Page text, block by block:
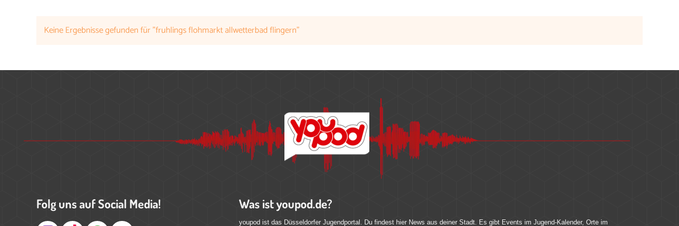
Keine Ergebnisse gefunden für "fruhlings flohmarkt allwetterbad flingern"
Folg uns auf Social Media! Was ist youpod.de?
youpod ist das Düsseldorfer Jugendportal. Du findest hier News aus deiner Stadt. Es gibt Events im Jugend-Kalender, Orte im